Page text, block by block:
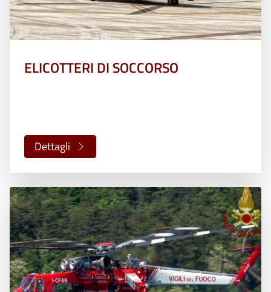
ELICOTTERI DI SOCCORSO
Dettagli